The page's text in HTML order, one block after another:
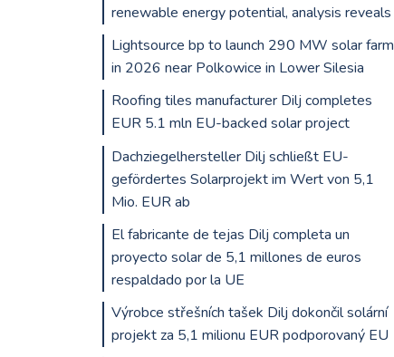
renewable energy potential, analysis reveals
Lightsource bp to launch 290 MW solar farm
in 2026 near Polkowice in Lower Silesia
Roofing tiles manufacturer Dilj completes
EUR 5.1 mln EU-backed solar project
Dachziegelhersteller Dilj schließt EU-
gefördertes Solarprojekt im Wert von 5,1
Mio. EUR ab
El fabricante de tejas Dilj completa un
proyecto solar de 5,1 millones de euros
respaldado por la UE
Výrobce střešních tašek Dilj dokončil solární
projekt za 5,1 milionu EUR podporovaný EU